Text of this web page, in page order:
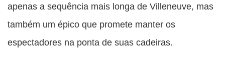
apenas a sequência mais longa de Villeneuve, mas
também um épico que promete manter os
espectadores na ponta de suas cadeiras.